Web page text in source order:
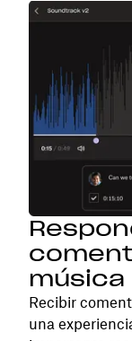
música
Recibir
una